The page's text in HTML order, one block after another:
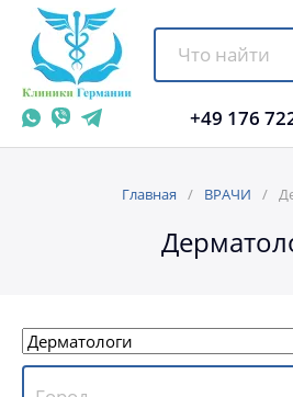
+49 176
Главная ВРАЧИ